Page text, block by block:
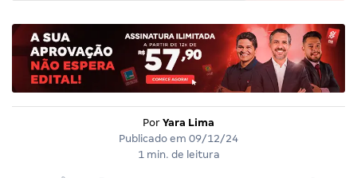
Por Yara Lima
Publicado em 09/12/24
1 min. de leitura